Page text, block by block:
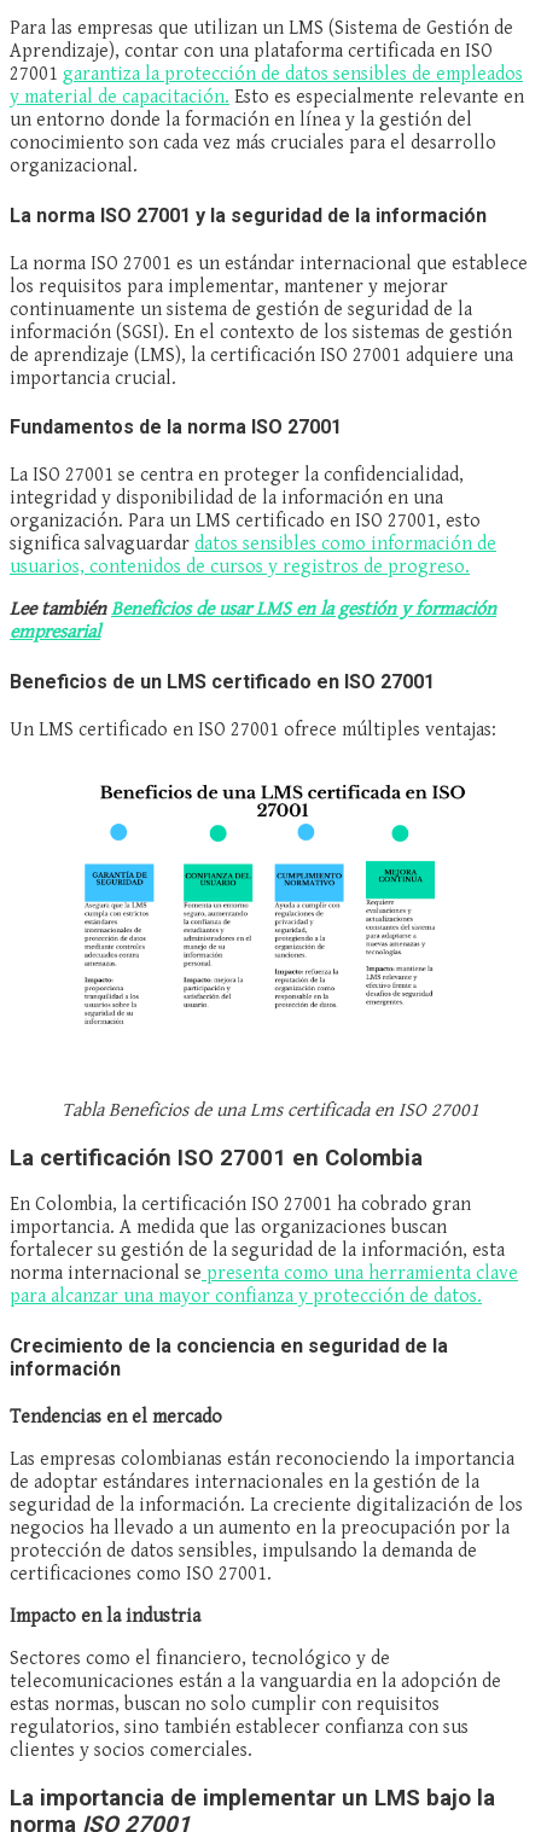
Para las empresas que utilizan un LMS (Sistema de Gestión de
Aprendizaje), contar con una plataforma certificada en ISO
27001 garantiza la protección de datos sensibles de empleados
y material de capacitación. Esto es especialmente relevante en
un entorno donde la formación en línea y la gestión del
conocimiento son cada vez más cruciales para el desarrollo
organizacional.
La norma ISO 27001 y la seguridad de la información
La norma ISO 27001 es un estándar internacional que establece
los requisitos para implementar, mantener y mejorar
continuamente un sistema de gestión de seguridad de la
información (SGSI). En el contexto de los sistemas de gestión
de aprendizaje (LMS), la certificación ISO 27001 adquiere una
importancia crucial.
Fundamentos de la norma ISO 27001
La ISO 27001 se centra en proteger la confidencialidad,
integridad y disponibilidad de la información en una
organización. Para un LMS certificado en ISO 27001, esto
significa salvaguardar datos sensibles como información de
usuarios, contenidos de cursos y registros de progreso.
Lee tambiénBeneficios de usar LMS en la gestión y formación
empresarial
Beneficios de un LMS certificado en ISO 27001
Un LMS certificado en ISO 27001 ofrece múltiples ventajas:
Tabla Beneficios de una Lms certificada en ISO 27001
La certificación ISO 27001 en Colombia
En Colombia, la certificación ISO 27001 ha cobrado gran
importancia. A medida que las organizaciones buscan
fortalecer su gestión de la seguridad de la información, esta
norma internacional se presenta como una herramienta clave
para alcanzar una mayor confianza y protección de datos.
Crecimiento de la conciencia en seguridad de la
información
Tendencias en el mercado
Las empresas colombianas están reconociendo la importancia
de adoptar estándares internacionales en la gestión de la
seguridad de la información. La creciente digitalización de los
negocios ha llevado a un aumento en la preocupación por la
protección de datos sensibles, impulsando la demanda de
certificaciones como ISO 27001.
Impacto en la industria
Sectores como el financiero, tecnológico y de
telecomunicaciones están a la vanguardia en la adopción de
estas normas, buscan no solo cumplir con requisitos
regulatorios, sino también establecer confianza con sus
clientes y socios comerciales.
La importancia de implementar un LMS bajo la
norma ISO 27001